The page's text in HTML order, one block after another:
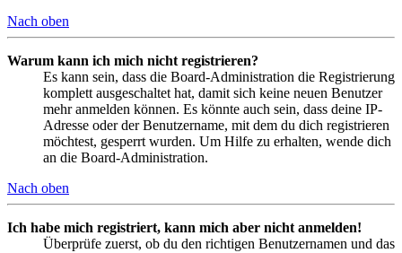
Nach oben
Warum kann ich mich nicht registrieren?
Es kann sein, dass die Board-Administration die Registrierung
komplett ausgeschaltet hat, damit sich keine neuen Benutzer
mehr anmelden können. Es könnte auch sein, dass deine IP-
Adresse oder der Benutzername, mit dem du dich registrieren
möchtest, gesperrt wurden. Um Hilfe zu erhalten, wende dich
an die Board-Administration.
Nach oben
Ich habe mich registriert, kann mich aber nicht anmelden!
Überprüfe zuerst, ob du den richtigen Benutzernamen und das